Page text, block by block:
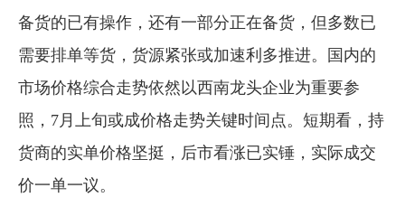
备货的已有操作，还有一部分正在备货，但多数已
需要排单等货，货源紧张或加速利多推进。国内的
市场价格综合走势依然以西南龙头企业为重要参
照，7月上旬或成价格走势关键时间点。短期看，持
货商的实单价格坚挺，后市看涨已实锤，实际成交
价一单一议。